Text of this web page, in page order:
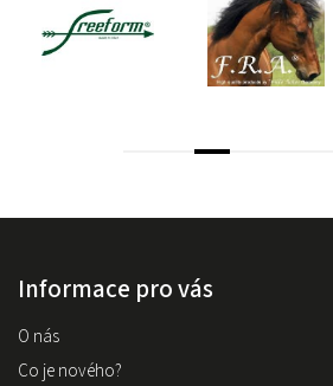
Informace pro vás
O nás
Co je nového?